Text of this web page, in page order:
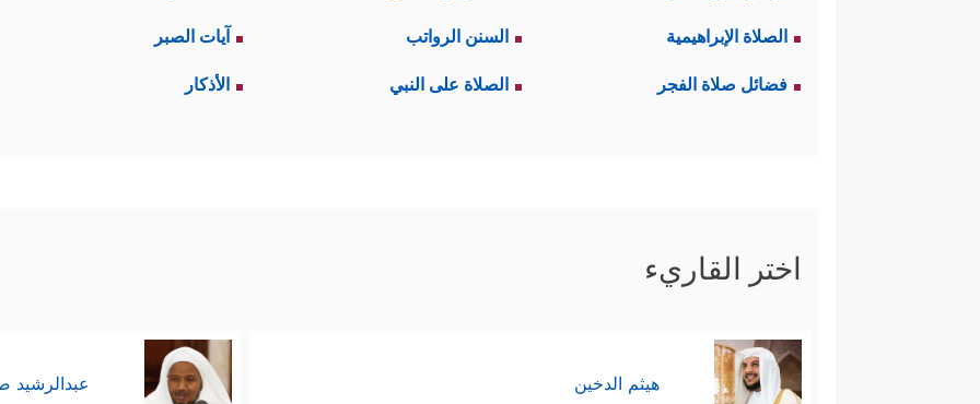
الصلاة الإبراهيمية السنن الرواتب آيات الصبر
فضائل صلاة الفجر الصلاة على النبي الأذكار
اختر القاريء
هيثم الدخين عبدالرشيد